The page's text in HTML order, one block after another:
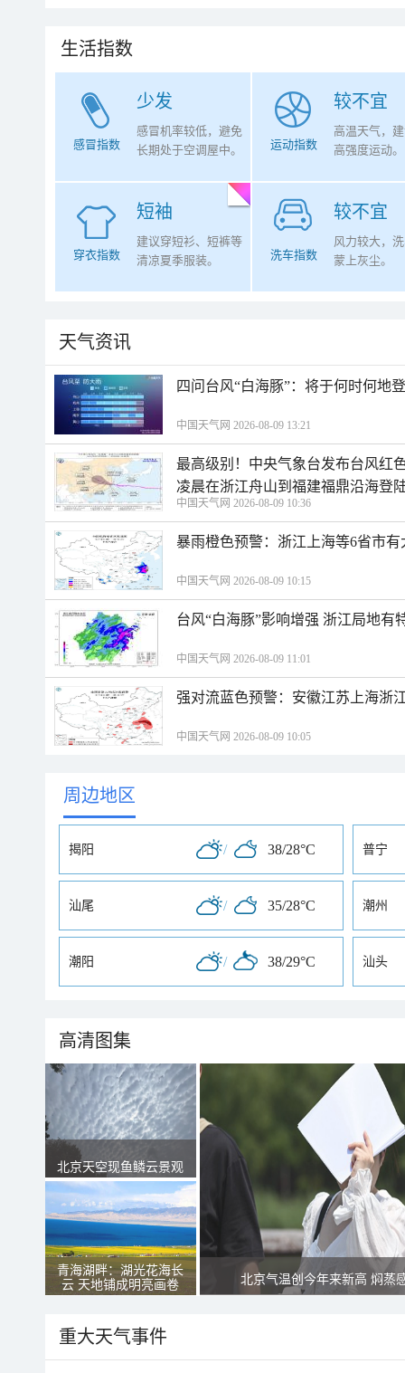
生活指数
少发
感冒指数
感冒机率较低，避免
长期处于空调屋中。
较不宜
运动指数
高温天气，
高强度运动。
短袖
穿衣指数
建议穿短衫、短裤等
清凉夏季服装。
较不宜
洗车指数
风力较大，
蒙上灰尘。
天气资讯
四问台风“白海豚”：将于何时何地
中国天气网 2026-08-09 13:21
最高级别！中央气象台发布台风红
凌晨在浙江舟山到福建福鼎沿海登
中国天气网 2026-08-09 10:36
暴雨橙色预警：浙江上海等6省市
中国天气网 2026-08-09 10:15
台风“白海豚”影响增强 浙江局地有
中国天气网 2026-08-09 11:01
强对流蓝色预警：安徽江苏上海浙
中国天气网 2026-08-09 10:05
周边地区
揭阳 / 38/28°C 普宁
汕尾 / 35/28°C 潮州
潮阳 / 38/29°C 汕头
高清图集
北京天空现鱼鳞云景观
青海湖畔：湖光花海长
云 天地铺成明亮画卷
北京气温创今年来新高 焖蒸
重大天气事件